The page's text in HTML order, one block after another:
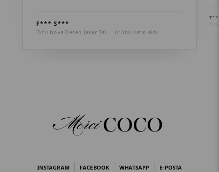
F*** S***
Ekru Nova Desen Jakar Şal — ürünü satın aldı
INSTAGRAM FACEBOOK WHATSAPP E-POSTA